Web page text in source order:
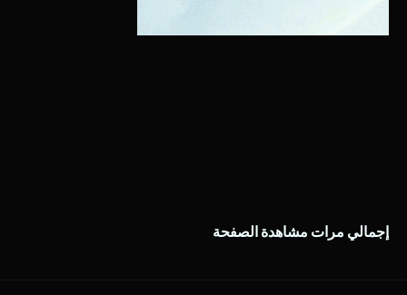
إجمالي مرات مشاهدة الصفحة